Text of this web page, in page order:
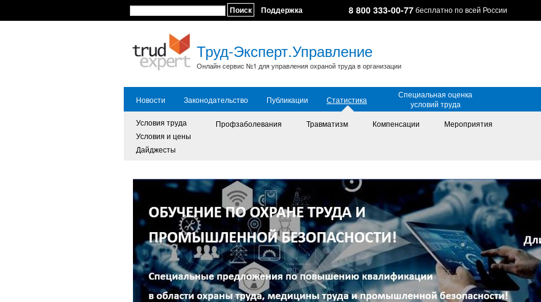
Поиск Поддержка 8 800 333-00-77бесплатно по всей России
Труд-Эксперт.Управление
Онлайн сервис №1 для управления охраной труда в организации
Новости Законодательство Публикации Статистика
Специальная оценка
условий труда
Условия труда
Условия и цены
Дайджесты
Профзаболевания Травматизм Компенсации Мероприятия